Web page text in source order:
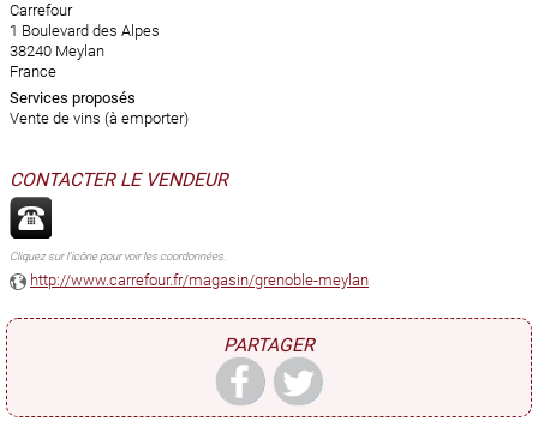
Carrefour
1 Boulevard des Alpes
38240 Meylan
France
Services proposés
Vente de vins (à emporter)
CONTACTER LE VENDEUR
Cliquez sur l'icône pour voir les coordonnées.
http://www.carrefour.fr/magasin/grenoble-meylan
PARTAGER